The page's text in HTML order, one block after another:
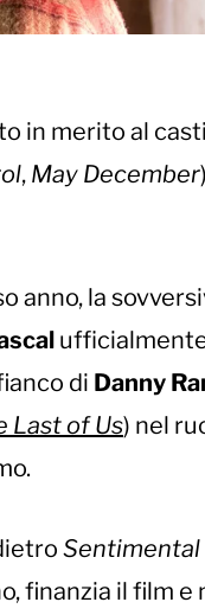
in merito al
, May December
anno, la
di Danny
Last of Us) nel
Sentimental
finanzia il film e